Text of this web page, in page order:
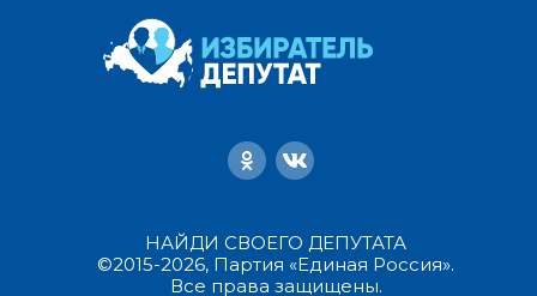
НАЙДИ СВОЕГО ДЕПУТАТА
©2015-2026, Партия «Единая Россия».
Все права защищены.